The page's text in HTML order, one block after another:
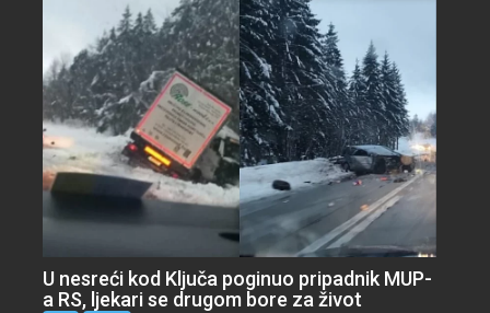
U nesreći kod Ključa poginuo pripadnik MUP-
a RS, ljekari se drugom bore za život